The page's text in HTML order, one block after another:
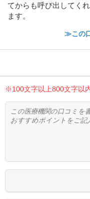
てからも呼び出してく
ます。
≫この
※100文字以上800文字以